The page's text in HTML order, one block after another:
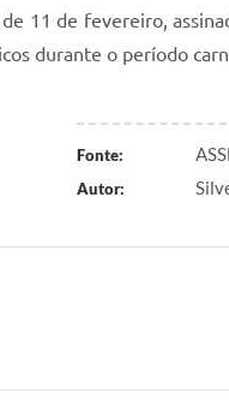
de 11 de fevereiro,
durante o período
Fonte:
Autor: